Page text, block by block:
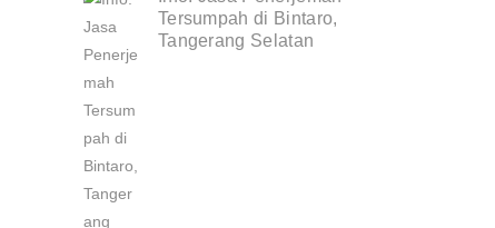
Tersumpah di Bintaro,
Tangerang Selatan